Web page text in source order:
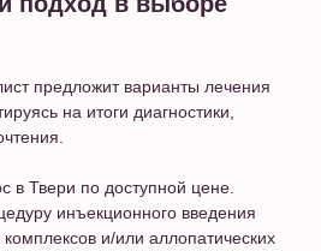
предложит варианты лечения
на итоги диагностики,
Твери по доступной цене
инъекционного введения
и/или аллопатических